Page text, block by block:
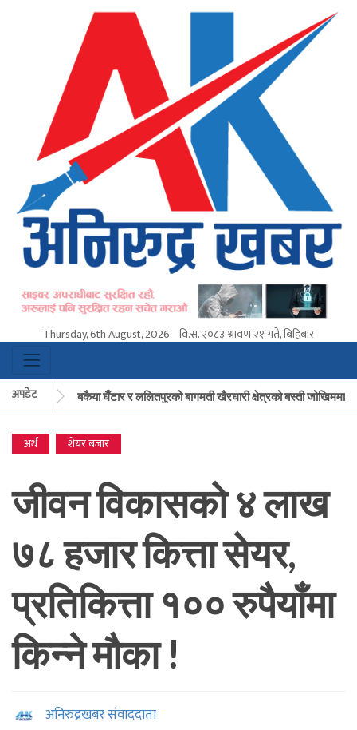
Thursday, 6th August, 2026 वि.स.२०८३ श्रावण २१ गते, बिहिबार
अपडेट
मकवानपुरको बकैया घैँटार र ललितपुरको बागमती खैरघारी क्षेत्रको बस्ती जोखिममा
अर्थ शेयर बजार
जीवन विकासको ४ लाख
७८ हजार कित्ता सेयर,
प्रतिकित्ता १०० रुपैयाँमा
किन्ने मौका !
अनिरुद्रखबर संवाददाता